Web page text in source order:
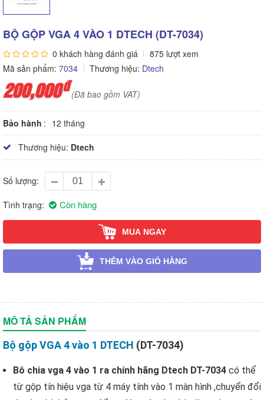
BỘ GỘP VGA 4 VÀO 1 DTECH (DT-7034)
0 khách hàng đánh giá
875 lượt xem
Mã sản phẩm: 7034 Thương hiệu: Dtech
200,000đ (Đã bao gồm VAT)
Bảo hành 12 tháng
Thương hiệu: Dtech
Số lượng
Tình trạng Còn hàng
MUA NGAY
THÊM VÀO GIỎ HÀNG
MÔ TẢ SẢN PHẨM
Bộ gộp VGA 4 vào 1 DTECH (DT-7034)
Bô chia vga 4 vào 1 ra chính hãng Dtech DT-7034 có thể
từ gộp tín hiệu vga từ 4 máy tính vào 1 màn hình ,chuyển đổi